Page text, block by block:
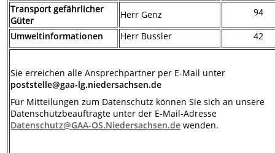
Transport gefährlicher
Güter
Herr Genz 94
Umweltinformationen Herr Bussler 42
Sie erreichen alle Ansprechpartner per E-Mail unter
poststelle@gaa-lg.niedersachsen.de
Für Mitteilungen zum Datenschutz können Sie sich an unsere
Datenschutzbeauftragte unter der E-Mail-Adresse
Datenschutz@GAA-OS.Niedersachsen.de wenden.